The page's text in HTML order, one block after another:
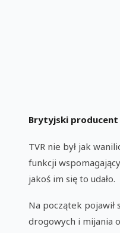
Brytyjski producent
TVR nie był jak
funkcji
jakoś im się to udało.
Na początek pojawił
drogowych i mijania